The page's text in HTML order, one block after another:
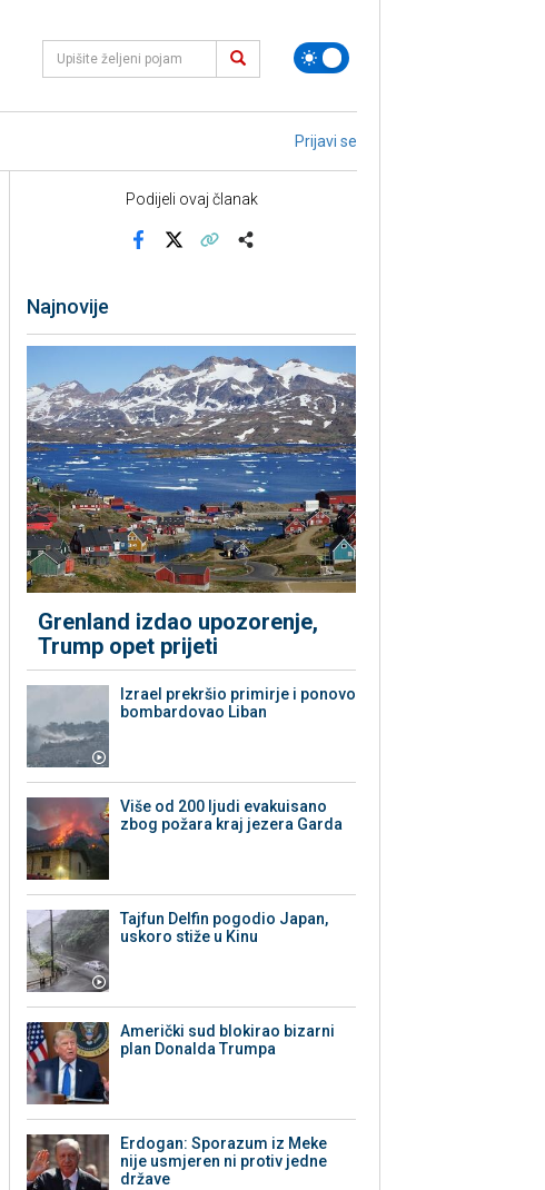
Prijavi se
Podijeli ovaj članak
Najnovije
Grenland izdao upozorenje,
Trump opet prijeti
Izrael prekršio primirje i ponovo
bombardovao Liban
Više od 200 ljudi evakuisano
zbog požara kraj jezera Garda
Tajfun Delfin pogodio Japan,
uskoro stiže u Kinu
Američki sud blokirao bizarni
plan Donalda Trumpa
Erdogan: Sporazum iz Meke
nije usmjeren ni protiv jedne
države